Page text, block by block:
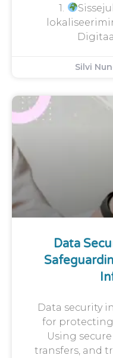
1.
Silvi
Data
Data security
for
Using
transfers, and